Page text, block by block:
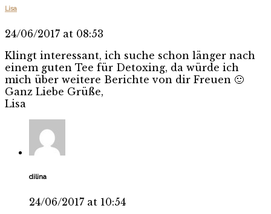
Lisa
24/06/2017 at 08:53
Klingt interessant, ich suche schon länger nach
einem guten Tee für Detoxing, da würde ich
mich über weitere Berichte von dir Freuen 🙂
Ganz Liebe Grüße,
Lisa
dilina
24/06/2017 at 10:54